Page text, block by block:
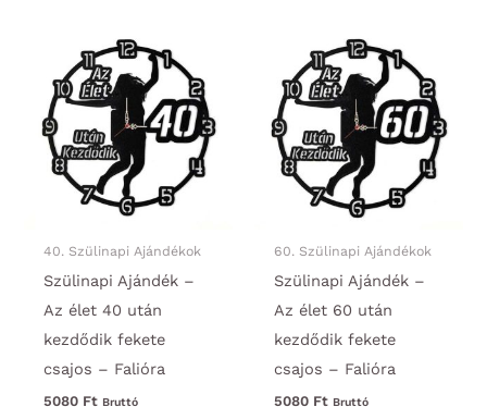
40. Szülinapi Ajándékok
Szülinapi Ajándék –
Az élet 40 után
kezdődik fekete
csajos – Falióra
5080 Ft Bruttó
60. Szülinapi Ajándékok
Szülinapi Ajándék –
Az élet 60 után
kezdődik fekete
csajos – Falióra
5080 Ft Bruttó